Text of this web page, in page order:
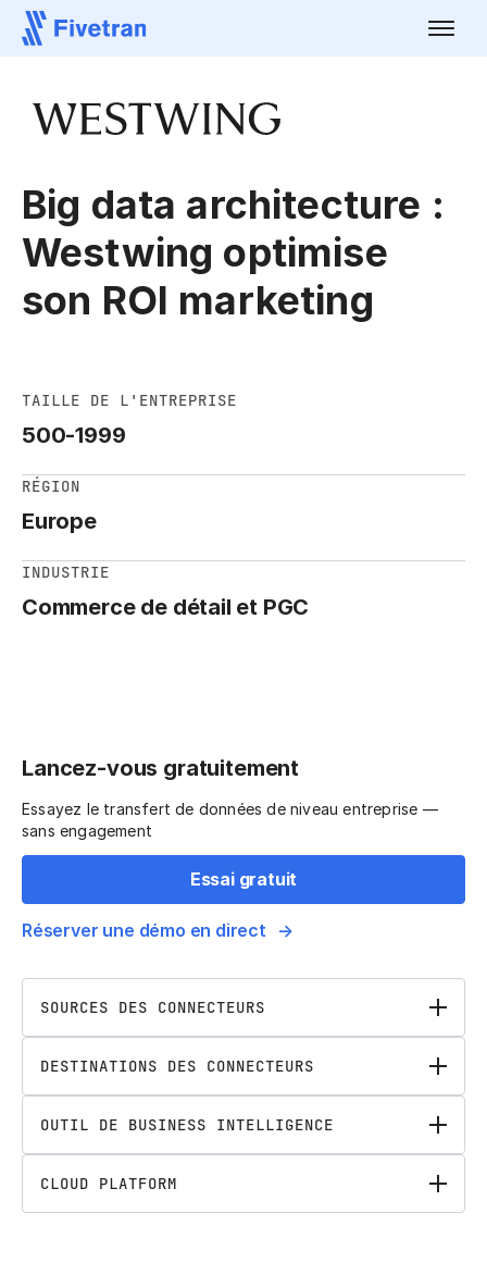
Big data architecture :
Westwing optimise
son ROI marketing
TAILLE DE L'ENTREPRISE
500-1999
RÉGION
Europe
INDUSTRIE
Commerce de détail et PGC
Lancez-vous gratuitement
Essayez le transfert de données de niveau entreprise —
sans engagement
Essai gratuit
Réserver une démo en direct
SOURCES DES CONNECTEURS
DESTINATIONS DES CONNECTEURS
OUTIL DE BUSINESS INTELLIGENCE
CLOUD PLATFORM